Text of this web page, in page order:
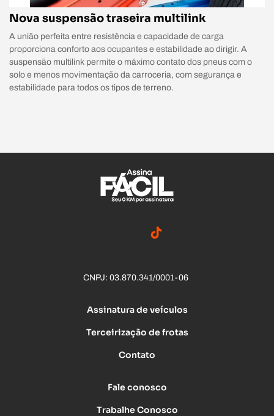
Nova suspensão traseira multilink
A união perfeita entre resistência e capacidade de carga
proporciona conforto aos ocupantes e estabilidade ao dirigir. A
suspensão multilink permite o máximo contato dos pneus com o
solo e menos movimentação da carroceria, com segurança e
estabilidade para todos os tipos de terreno.
CNPJ: 03.870.341/0001-06
Assinatura de veículos
Terceirização de frotas
Contato
Fale conosco
Trabalhe Conosco